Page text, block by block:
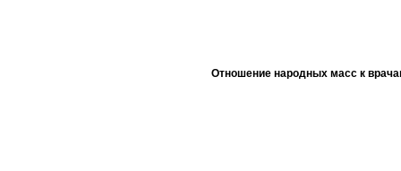
Отношение народных масс к